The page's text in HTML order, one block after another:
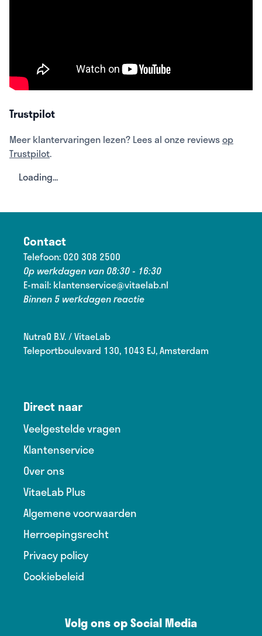
Trustpilot
Meer klantervaringen lezen? Lees al onze reviewsop
Trustpilot.
Loading...
Contact
Telefoon: 020 308 2500
Op werkdagen van 08:30 - 16:30
E-mail: klantenservice@vitaelab.nl
Binnen 5 werkdagen reactie
NutraQ B.V. / VitaeLab
Teleportboulevard 130, 1043 EJ, Amsterdam
Direct naar
Veelgestelde vragen
Klantenservice
Over ons
VitaeLab Plus
Algemene voorwaarden
Herroepingsrecht
Privacy policy
Cookiebeleid
Volg ons op Social Media